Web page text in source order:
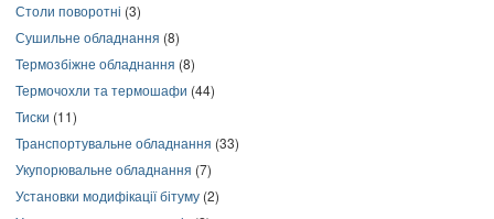
Столи поворотні (3)
Сушильне обладнання (8)
Термозбіжне обладнання (8)
Термочохли та термошафи (44)
Тиски (11)
Транспортувальне обладнання (33)
Укупорювальне обладнання (7)
Установки модифікації бітуму (2)